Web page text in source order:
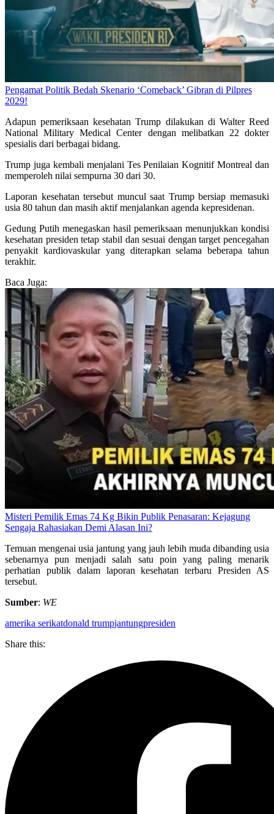
Pengamat Politik Bedah Skenario ‘Comeback’ Gibran di Pilpres
2029!
Adapun pemeriksaan kesehatan Trump dilakukan di Walter Reed
National Military Medical Center dengan melibatkan 22 dokter
spesialis dari berbagai bidang.
Trump juga kembali menjalani Tes Penilaian Kognitif Montreal dan
memperoleh nilai sempurna 30 dari 30.
Laporan kesehatan tersebut muncul saat Trump bersiap memasuki
usia 80 tahun dan masih aktif menjalankan agenda kepresidenan.
Gedung Putih menegaskan hasil pemeriksaan menunjukkan kondisi
kesehatan presiden tetap stabil dan sesuai dengan target pencegahan
penyakit kardiovaskular yang diterapkan selama beberapa tahun
terakhir.
Baca Juga:
Misteri Pemilik Emas 74 Kg Bikin Publik Penasaran: Kejagung
Sengaja Rahasiakan Demi Alasan Ini?
Temuan mengenai usia jantung yang jauh lebih muda dibanding usia
sebenarnya pun menjadi salah satu poin yang paling menarik
perhatian publik dalam laporan kesehatan terbaru Presiden AS
tersebut.
Sumber: WE
amerika serikatdonald trumpjantungpresiden
Share this: